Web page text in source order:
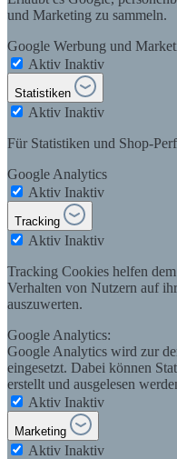
und Marketing zu sammeln.
Google Werbung und
Aktiv Inaktiv
Statistiken
Aktiv Inaktiv
Für Statistiken und Shop-
Google Analytics
Aktiv Inaktiv
Tracking
Aktiv Inaktiv
Tracking Cookies helfen
Verhalten von Nutzern auf
auszuwerten.
Google Analytics:
Google Analytics wird zur
eingesetzt. Dabei können
erstellt und ausgelesen
Aktiv Inaktiv
Marketing
Aktiv Inaktiv